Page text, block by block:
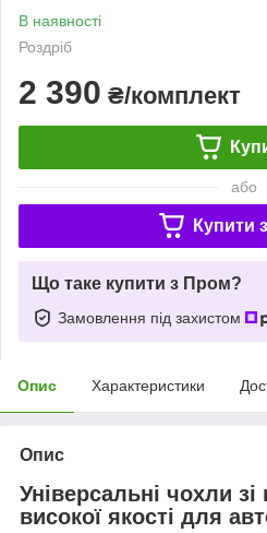
В наявності
Роздріб
2 390 ₴/комплект
або
Купити з
Що таке купити з Пром?
Замовлення під захистом
Опис Характеристики
Опис
Універсальні чохли
високої якості для